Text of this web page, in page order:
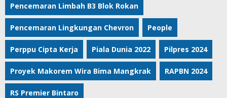
Pencemaran Limbah B3 Blok Rokan
Pencemaran Lingkungan Chevron People
Perppu Cipta Kerja Piala Dunia 2022 Pilpres 2024
Proyek Makorem Wira Bima Mangkrak RAPBN 2024
RS Premier Bintaro